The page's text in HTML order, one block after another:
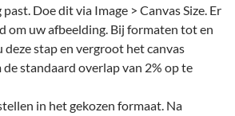
Doe dit via Image > Canvas Size. Er
om uw afbeelding. Bij formaten tot en
stap en vergroot het canvas
de standaard overlap van 2% op te
in het gekozen formaat. Na